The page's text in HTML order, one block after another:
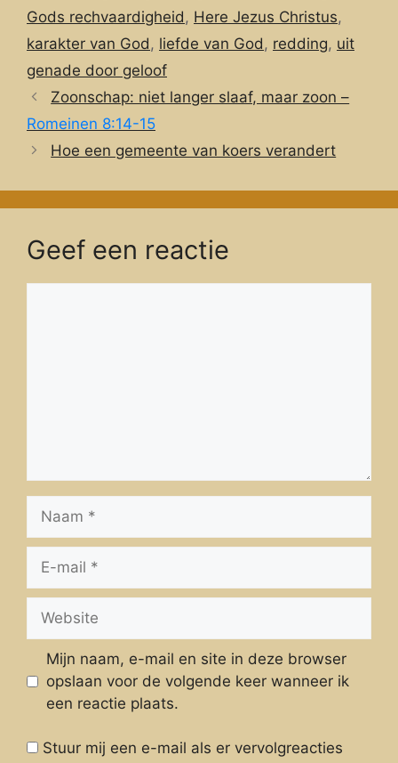
Gods rechvaardigheid , Here Jezus Christus,
karakter van God , liefde van God , redding, uit
genade door geloof
Zoonschap: niet langer slaaf, maar zoon –
Romeinen 8:14-15
Hoe een gemeente van koers verandert
Geef een reactie
mail
Mijn naam, e-mail en site in deze browser
opslaan voor de volgende keer wanneer ik
een reactie plaats.
Stuur mij een e-mail als er vervolgreacties